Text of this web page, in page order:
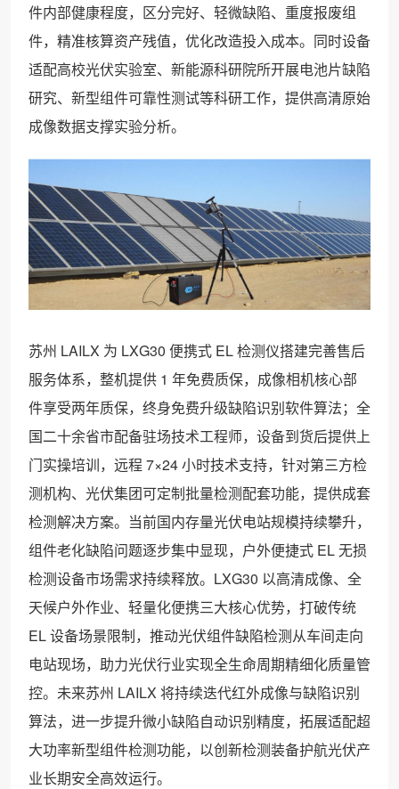
件内部健康程度，区分完好、轻微缺陷、重度报废组
件，精准核算资产残值，优化改造投入成本。同时设备
适配高校光伏实验室、新能源科研院所开展电池片缺陷
研究、新型组件可靠性测试等科研工作，提供高清原始
成像数据支撑实验分析。
苏州 LAILX 为 LXG30 便携式 EL 检测仪搭建完善售后
服务体系，整机提供 1 年免费质保，成像相机核心部
件享受两年质保，终身免费升级缺陷识别软件算法；全
国二十余省市配备驻场技术工程师，设备到货后提供上
门实操培训，远程 7×24 小时技术支持，针对第三方检
测机构、光伏集团可定制批量检测配套功能，提供成套
检测解决方案。当前国内存量光伏电站规模持续攀升，
组件老化缺陷问题逐步集中显现，户外便捷式 EL 无损
检测设备市场需求持续释放。LXG30 以高清成像、全
天候户外作业、轻量化便携三大核心优势，打破传统
EL 设备场景限制，推动光伏组件缺陷检测从车间走向
电站现场，助力光伏行业实现全生命周期精细化质量管
控。未来苏州 LAILX 将持续迭代红外成像与缺陷识别
算法，进一步提升微小缺陷自动识别精度，拓展适配超
大功率新型组件检测功能，以创新检测装备护航光伏产
业长期安全高效运行。